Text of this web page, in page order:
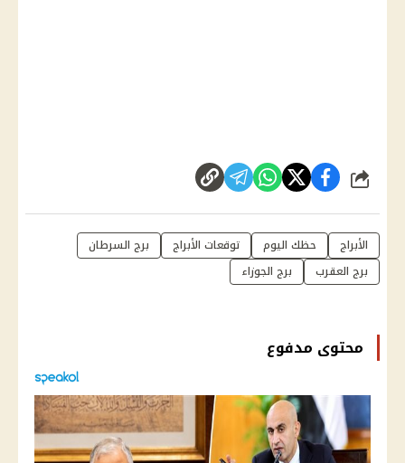
شارك
الأبراج حظك اليوم توقعات الأبراج
برج السرطان
برج العقرب
برج الجوزاء
محتوى مدفوع